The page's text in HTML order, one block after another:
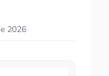
2026